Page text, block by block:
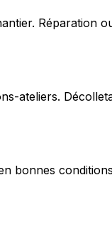
Réparation
ateliers.
bonnes